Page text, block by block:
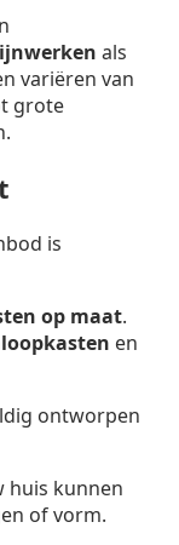
als
variëren van
grote
is
op maat.
en
ontworpen
huis kunnen
of vorm.